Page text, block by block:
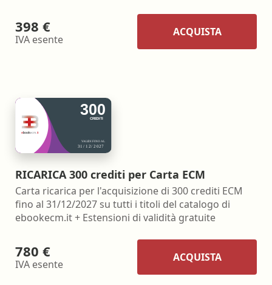
398 €
IVA esente
ACQUISTA
RICARICA 300 crediti per Carta ECM
Carta ricarica per l'acquisizione di 300 crediti ECM
fino al 31/12/2027 su tutti i titoli del catalogo di
ebookecm.it + Estensioni di validità gratuite
780 €
IVA esente
ACQUISTA